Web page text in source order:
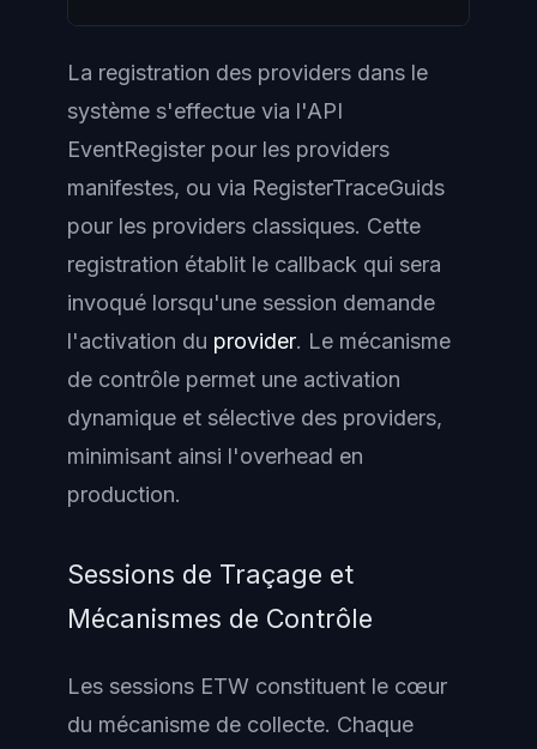
La registration des providers dans le
système s'effectue via l'API
EventRegister pour les providers
manifestes, ou via RegisterTraceGuids
pour les providers classiques. Cette
registration établit le callback qui sera
invoqué lorsqu'une session demande
l'activation du provider. Le mécanisme
de contrôle permet une activation
dynamique et sélective des providers,
minimisant ainsi l'overhead en
production.
Sessions de Traçage et
Mécanismes de Contrôle
Les sessions ETW constituent le cœur
du mécanisme de collecte. Chaque